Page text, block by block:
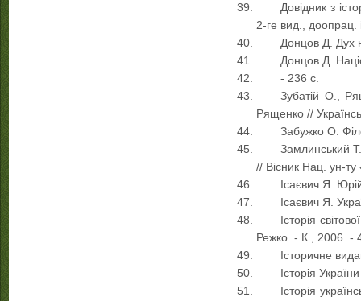
Довідник з
2-ге вид., доопрац.
Донцов Д. Дух
Донцов Д.
- 236 с.
Зубатій О.,
Рященко //
Забужко О.
Замлинський
// Вісник Нац. ун-
Ісаєвич Я.
Ісаєвич Я.
Історія
Режко. - К., 2006. -
Історичне
Історія
Історія